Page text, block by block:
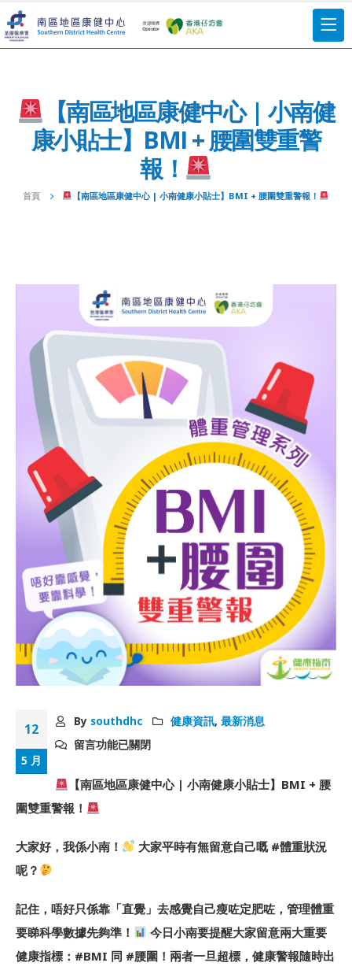
【南區地區康健中心 | 小南健
康小貼士】BMI + 腰圍雙重警
報！
首頁 【南區地區康健中心 | 小南健康小貼士】BMI + 腰圍雙重警報！
12
5 月
By southdhc 健康資訊,最新消息
留言功能已關閉
【南區地區康健中心 | 小南健康小貼士】BMI + 腰
圍雙重警報！
大家好，我係小南！
大家平時有無留意自己嘅 #體重狀況
呢？
記住，唔好只係靠「直覺」去感覺自己瘦咗定肥咗，管理體重
要睇科學數據先夠準！
今日小南要提醒大家留意兩大重要
健康指標：#BMI 同 #腰圍！兩者一旦超標，健康警報隨時出